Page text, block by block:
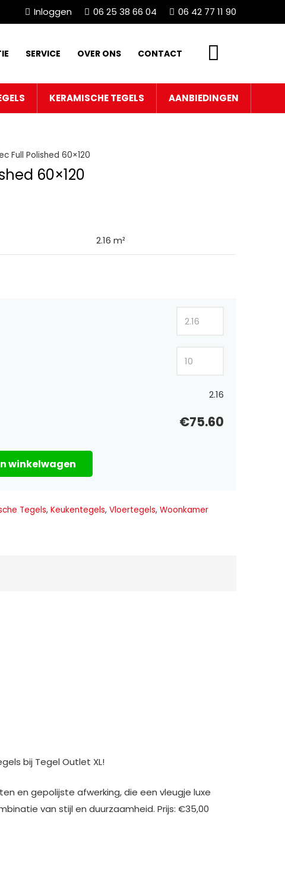
Inloggen 06 25 38 66 04 06 42 77 11 90
SERVICE OVER ONS CONTACT
KERAMISCHE TEGELS AANBIEDINGEN
Full Polished 60×120
60×120
2.16 m²
2.16
€75.60
winkelwagen
Tegels,Keukentegels,Vloertegels,Woonkamer
bij Tegel Outlet XL!
en gepolijste afwerking, die een vleugje luxe
van stijl en duurzaamheid. Prijs: €35,00